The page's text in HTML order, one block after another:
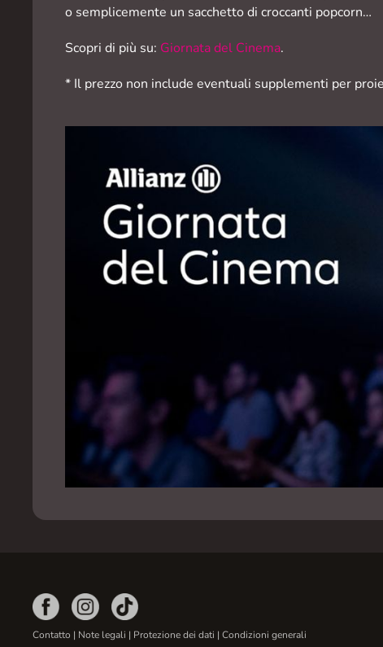
o semplicemente un sacchetto di croccanti popcorn…
Scopri di più su: Giornata del Cinema.
* Il prezzo non include eventuali supplementi per
Contatto | Note legali | Protezione dei dati | Condizioni generali